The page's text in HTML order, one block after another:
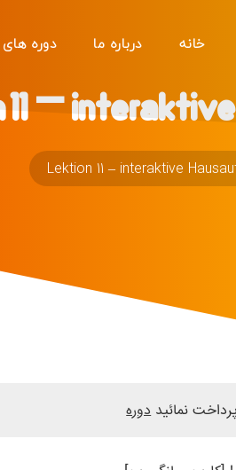
خانه درباره ما دوره
–
Lektion 11 – interaktive
نمائیددوره